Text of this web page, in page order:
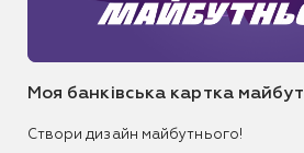
Моя банківська картка
Створи дизайн майбутнього!